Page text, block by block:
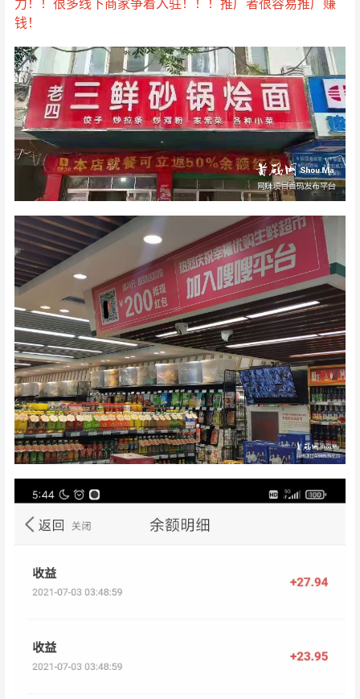
力！！很多线下商家争着入驻！！！推广者很容易推广赚
钱！